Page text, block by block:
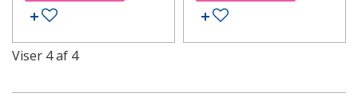
Tilføj til ønskeseddel
Tilføj til ønskeseddel
Viser 4af 4